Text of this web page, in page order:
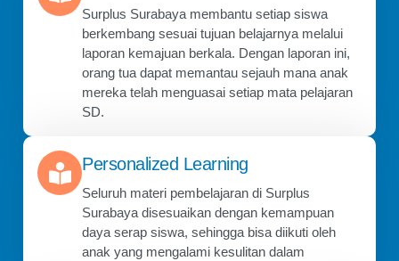
Surplus Surabaya membantu setiap siswa
berkembang sesuai tujuan belajarnya melalui
laporan kemajuan berkala. Dengan laporan ini,
orang tua dapat memantau sejauh mana anak
mereka telah menguasai setiap mata pelajaran
SD.
Personalized Learning
Seluruh materi pembelajaran di Surplus
Surabaya disesuaikan dengan kemampuan
daya serap siswa, sehingga bisa diikuti oleh
anak yang mengalami kesulitan dalam